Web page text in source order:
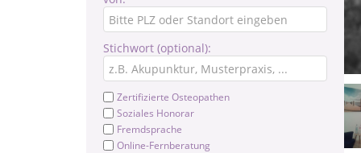
Stichwort (optional):
Zertifizierte Osteopathen
Soziales Honorar
Fremdsprache
Online-Fernberatung